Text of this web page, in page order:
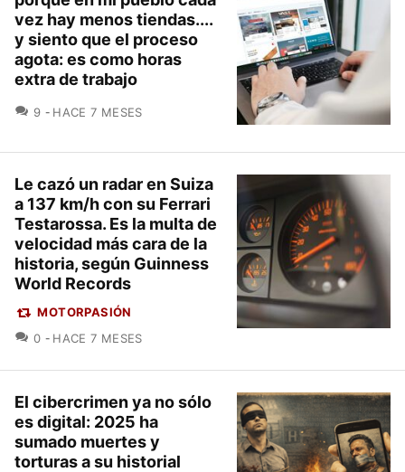
vez hay menos tiendas....
y siento que el proceso
agota: es como horas
extra de trabajo
9 COMENTARIOS
HACE 7 MESES
Le cazó un radar en Suiza
a 137 km/h con su Ferrari
Testarossa. Es la multa de
velocidad más cara de la
historia, según Guinness
World Records
MOTORPASIÓN
0 COMENTARIOS
HACE 7 MESES
El cibercrimen ya no sólo
es digital: 2025 ha
sumado muertes y
torturas a su historial